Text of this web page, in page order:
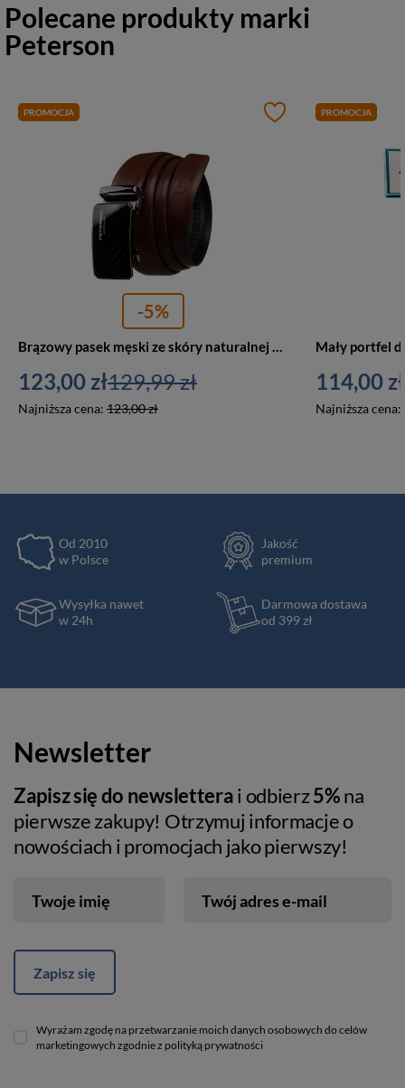
Polecane produkty marki
Peterson
PROMOCJA
-5%
Brązowy pasek męski ze skóry naturalnej z automatyczną klamrą - Peterson
123,00 zł
Najniższa cena: 123,00 zł
129,99 zł
PROMOCJA
114,00 zł
Najniższa cena:
Od 2010
w Polsce
Jakość
premium
Wysyłka nawet
w 24h
Darmowa dostawa
od 399 zł
Newsletter
Zapisz się do newsletterai odbierz5%na
pierwsze zakupy! Otrzymuj informacje o
nowościach i promocjach jako pierwszy!
Twoje imię Twój adres e-mail
Zapisz się
Wyrażam zgodę na przetwarzanie moich danych osobowych do celów
marketingowych zgodnie z polityką prywatności